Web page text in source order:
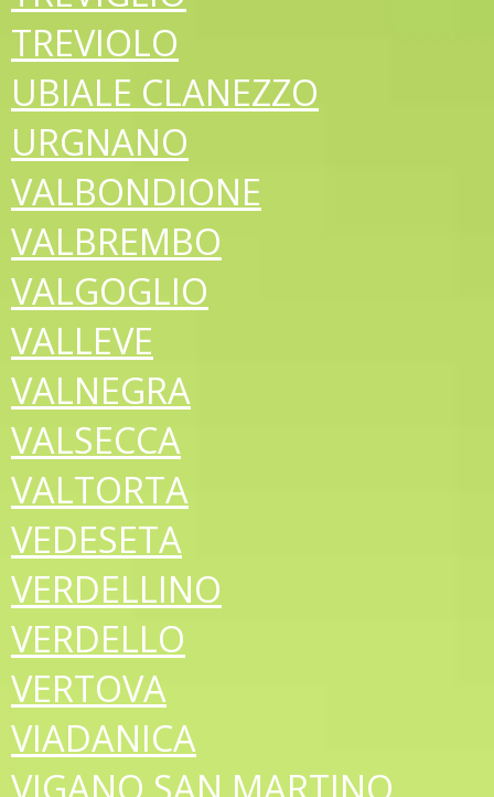
TREVIOLO
UBIALE CLANEZZO
URGNANO
VALBONDIONE
VALBREMBO
VALGOGLIO
VALLEVE
VALNEGRA
VALSECCA
VALTORTA
VEDESETA
VERDELLINO
VERDELLO
VERTOVA
VIADANICA